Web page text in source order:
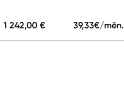
1 242,00 € 39,33€/mēn.